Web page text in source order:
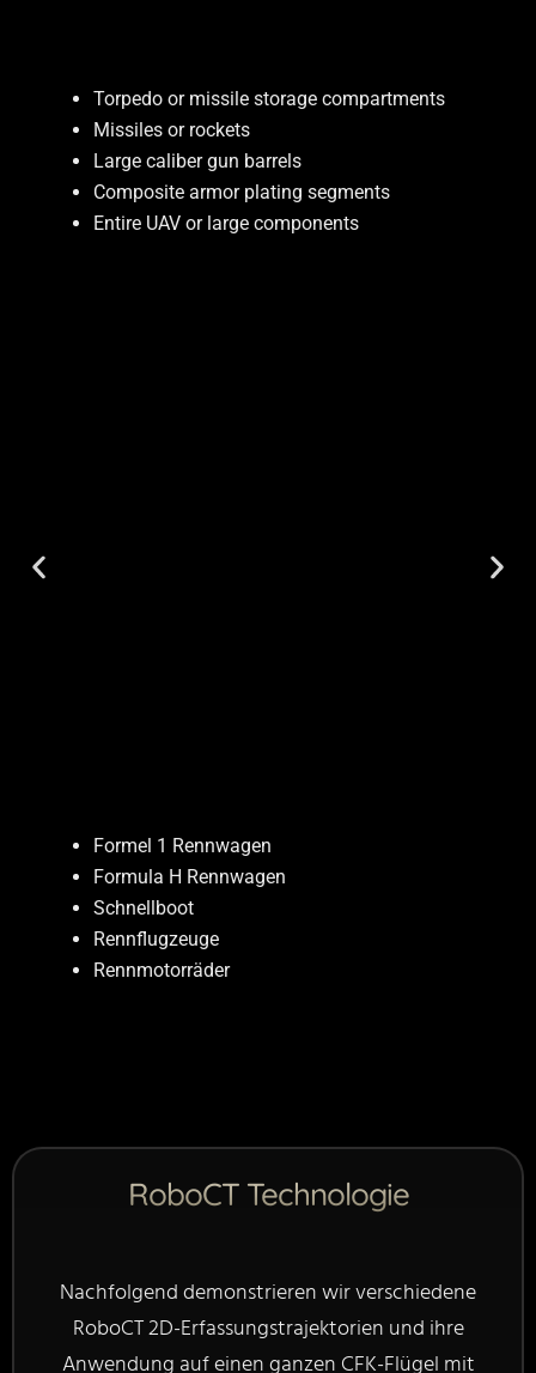
Torpedo or missile storage compartments
Missiles or rockets
Large caliber gun barrels
Composite armor plating segments
Entire UAV or large components
Von pixabay: Skitterphoto
Formel 1 Rennwagen
Formula H Rennwagen
Schnellboot
Rennflugzeuge
Rennmotorräder
Von pixabay.com: Netsyscom
RoboCT Technologie
Nachfolgend demonstrieren wir verschiedene
RoboCT 2D-Erfassungstrajektorien und ihre
Anwendung auf einen ganzen CFK-Flügel mit